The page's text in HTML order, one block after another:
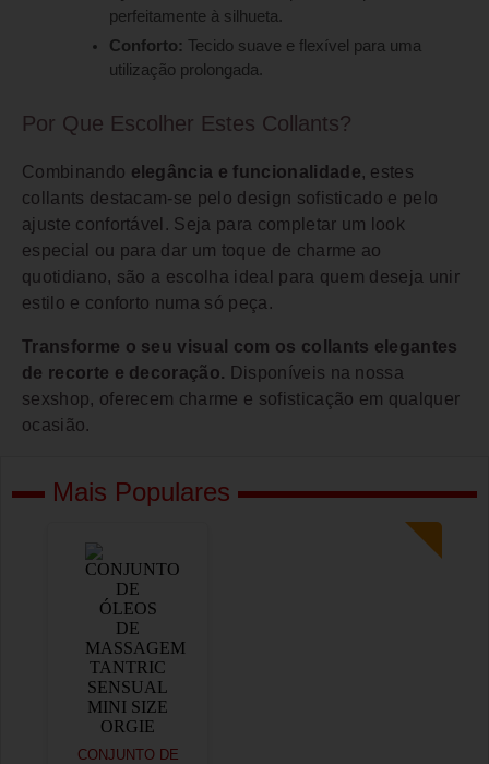
perfeitamente à silhueta.
Conforto: Tecido suave e flexível para uma
utilização prolongada.
Por Que Escolher Estes Collants?
Combinando elegância e funcionalidade, estes
collants destacam-se pelo design sofisticado e pelo
ajuste confortável. Seja para completar um look
especial ou para dar um toque de charme ao
quotidiano, são a escolha ideal para quem deseja unir
estilo e conforto numa só peça.
Transforme o seu visual com os collants elegantes
de recorte e decoração. Disponíveis na nossa
sexshop, oferecem charme e sofisticação em qualquer
ocasião.
Mais Populares
CONJUNTO DE